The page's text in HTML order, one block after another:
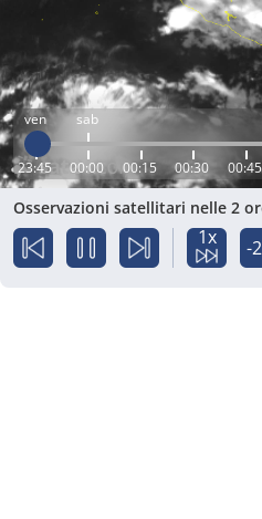
ven sab
23:45 00:00 00:15 00:30 00:45
Osservazioni satellitari nelle 2
1x -